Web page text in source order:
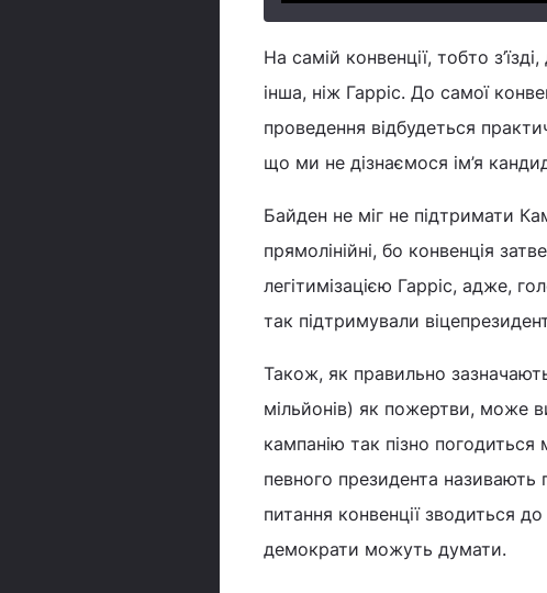
На самій конвенції, тобто
інша, ніж Гарріс. До самої
проведення відбудеться
що ми не дізнаємося ім’я
Байден не міг не підтримати
прямолінійні, бо конвенція
легітимізацією Гарріс, адже,
так підтримували
Також, як правильно
мільйонів) як пожертви, може
кампанію так пізно
певного президента
питання конвенції зводиться
демократи можуть думати.